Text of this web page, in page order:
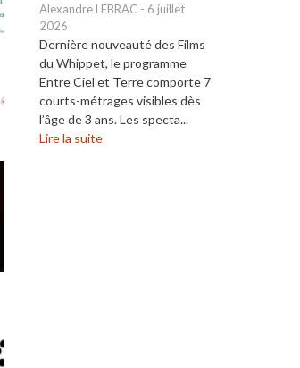
Alexandre LEBRAC - 6 juillet
2026
Dernière nouveauté des Films
du Whippet, le programme
Entre Ciel et Terre comporte 7
courts-métrages visibles dès
l’âge de 3 ans. Les specta...
Lire la suite